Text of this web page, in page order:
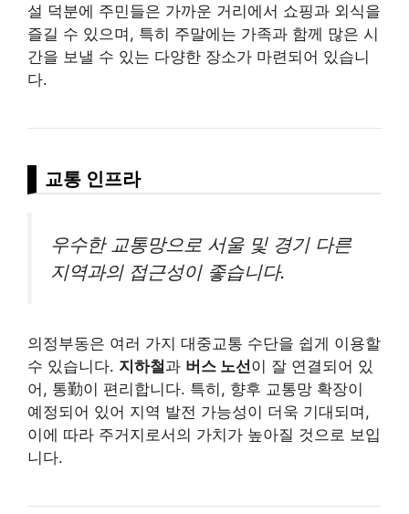
설 덕분에 주민들은 가까운 거리에서 쇼핑과 외식을
즐길 수 있으며, 특히 주말에는 가족과 함께 많은 시
간을 보낼 수 있는 다양한 장소가 마련되어 있습니
다.
교통 인프라
우수한 교통망으로 서울 및 경기 다른
지역과의 접근성이 좋습니다.
의정부동은 여러 가지 대중교통 수단을 쉽게 이용할
수 있습니다. 지하철과 버스 노선이 잘 연결되어 있
어, 통勤이 편리합니다. 특히, 향후 교통망 확장이
예정되어 있어 지역 발전 가능성이 더욱 기대되며,
이에 따라 주거지로서의 가치가 높아질 것으로 보입
니다.